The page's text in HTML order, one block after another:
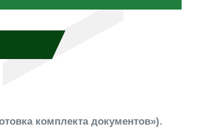
комплекта документов»).